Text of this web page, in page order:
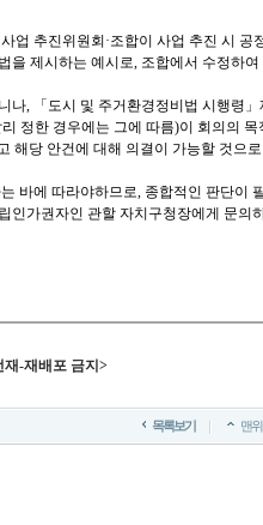
업 추진위원회·조합이 사업 추진 시 공
을 제시하는 예시로, 조합에서 수정하여
나, 「도시 및 주거환경정비법 시행령」
정한 경우에는 그에 따름)이 회의의 목
해당 안건에 대해 의결이 가능할 것으
바에 따라야하므로, 종합적인 판단이
인가권자인 관할 자치구청장에게 문의
재-재배포 금지>
목록보기 맨